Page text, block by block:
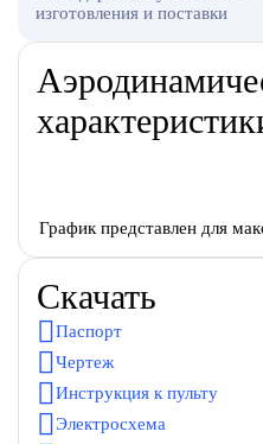
изготовления и поставки
График представлен для
Скачать
Паспорт
Чертеж
Инструкция к пульту
Электросхема